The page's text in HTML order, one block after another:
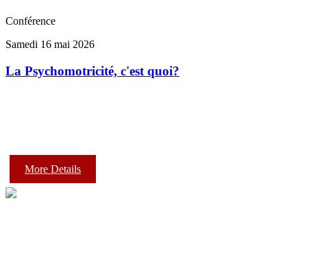
Conférence
Samedi 16 mai 2026
La Psychomotricité, c'est quoi?
More Details